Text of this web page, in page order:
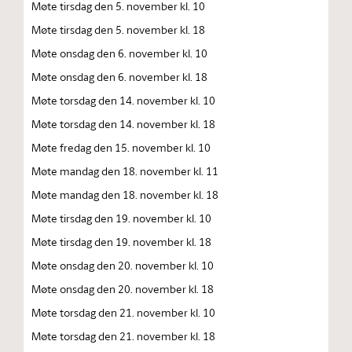
Møte tirsdag den 5. november kl. 10
Møte tirsdag den 5. november kl. 18
Møte onsdag den 6. november kl. 10
Møte onsdag den 6. november kl. 18
Møte torsdag den 14. november kl. 10
Møte torsdag den 14. november kl. 18
Møte fredag den 15. november kl. 10
Møte mandag den 18. november kl. 11
Møte mandag den 18. november kl. 18
Møte tirsdag den 19. november kl. 10
Møte tirsdag den 19. november kl. 18
Møte onsdag den 20. november kl. 10
Møte onsdag den 20. november kl. 18
Møte torsdag den 21. november kl. 10
Møte torsdag den 21. november kl. 18